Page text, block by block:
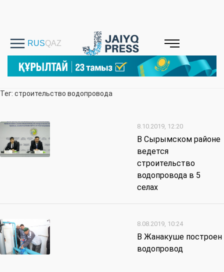
Тег: строительство водопровода
8.10.2019, 12:20
В Сырымском районе
ведется
строительство
водопровода в 5
селах
8.08.2019, 10:24
В Жанакуше построен
водопровод